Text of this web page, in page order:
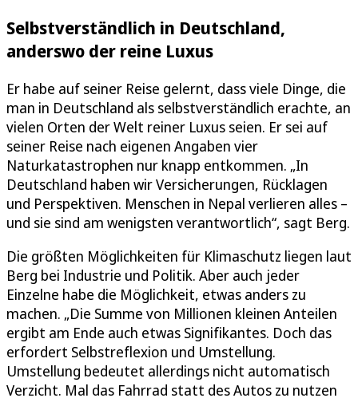
Selbstverständlich in Deutschland,
anderswo der reine Luxus
Er habe auf seiner Reise gelernt, dass viele Dinge, die
man in Deutschland als selbstverständlich erachte, an
vielen Orten der Welt reiner Luxus seien. Er sei auf
seiner Reise nach eigenen Angaben vier
Naturkatastrophen nur knapp entkommen. „In
Deutschland haben wir Versicherungen, Rücklagen
und Perspektiven. Menschen in Nepal verlieren alles –
und sie sind am wenigsten verantwortlich“, sagt Berg.
Die größten Möglichkeiten für Klimaschutz liegen laut
Berg bei Industrie und Politik. Aber auch jeder
Einzelne habe die Möglichkeit, etwas anders zu
machen. „Die Summe von Millionen kleinen Anteilen
ergibt am Ende auch etwas Signifikantes. Doch das
erfordert Selbstreflexion und Umstellung.
Umstellung bedeutet allerdings nicht automatisch
Verzicht. Mal das Fahrrad statt des Autos zu nutzen